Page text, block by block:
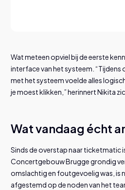
Wat meteen opviel bij de eerste
interface van het systeem. “Tijdens
met het systeem voelde alles
je moest klikken,” herinnert Nikita
Wat vandaag écht
Sinds de overstap naar ticketmatic
Concertgebouw Brugge grondig
omslachtig en foutgevoelig was, is
afgestemd op de noden van het